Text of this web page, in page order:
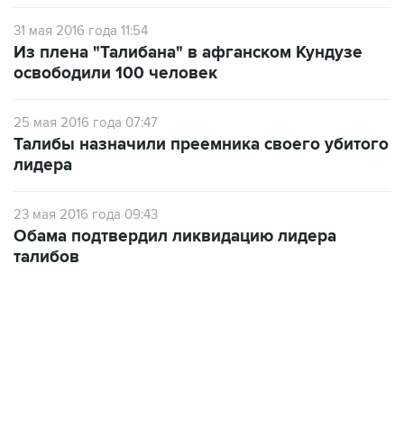
31 мая 2016 года 11:54
Из плена "Талибана" в афганском Кундузе
освободили 100 человек
25 мая 2016 года 07:47
Талибы назначили преемника своего убитого
лидера
23 мая 2016 года 09:43
Обама подтвердил ликвидацию лидера
талибов